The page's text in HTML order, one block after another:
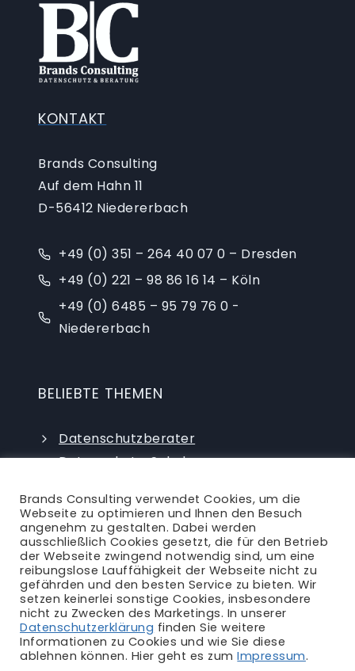
KONTAKT
Brands Consulting
Auf dem Hahn 11
D-56412 Niedererbach
+49 (0) 351 – 264 40 07 0 – Dresden
+49 (0) 221 – 98 86 16 14 – Köln
+49 (0) 6485 – 95 79 76 0 -
Niedererbach
BELIEBTE THEMEN
Datenschutzberater
Datenschutz-Schulungen
externer Datenschutzbeauftragter
Ansprechpartner| Blog| Karriere|
Impressum|Datenschutzerklärung|AGB
Brands Consulting verwendet Cookies, um die
Webseite zu optimieren und Ihnen den Besuch
angenehm zu gestalten. Dabei werden
ausschließlich Cookies gesetzt, die für den Betrieb
der Webseite zwingend notwendig sind, um eine
reibungslose Lauffähigkeit der Webseite nicht zu
gefährden und den besten Service zu bieten. Wir
setzen keinerlei sonstige Cookies, insbesondere
nicht zu Zwecken des Marketings. In unserer
Datenschutzerklärung finden Sie weitere
Informationen zu Cookies und wie Sie diese
ablehnen können. Hier geht es zumImpressum.